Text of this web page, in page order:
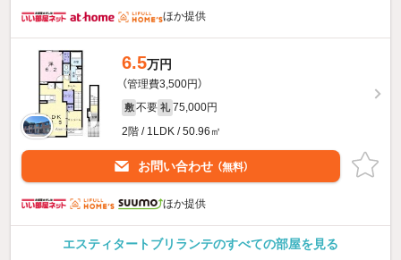
ほか提供
6.5万円
（管理費3,500円）
敷 不要 礼 75,000円
2階 / 1LDK / 50.96㎡
お問い合わせ （無料）
ほか提供
エスティタートブリランテのすべての部屋を見る